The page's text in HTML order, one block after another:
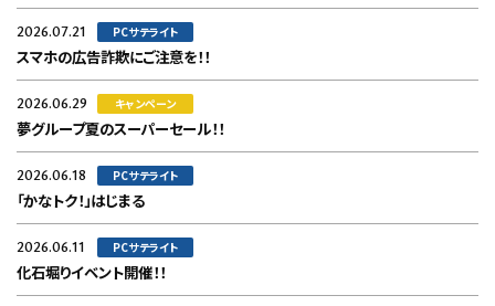
2026.07.21 PCサテライト
スマホの広告詐欺にご注意を！！
2026.06.29 キャンペーン
夢グループ夏のスーパーセール！！
2026.06.18 PCサテライト
「かなトク！」はじまる
2026.06.11 PCサテライト
化石堀りイベント開催！！